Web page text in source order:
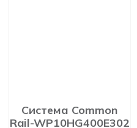
Система Common
Rail-WP10HG400E302